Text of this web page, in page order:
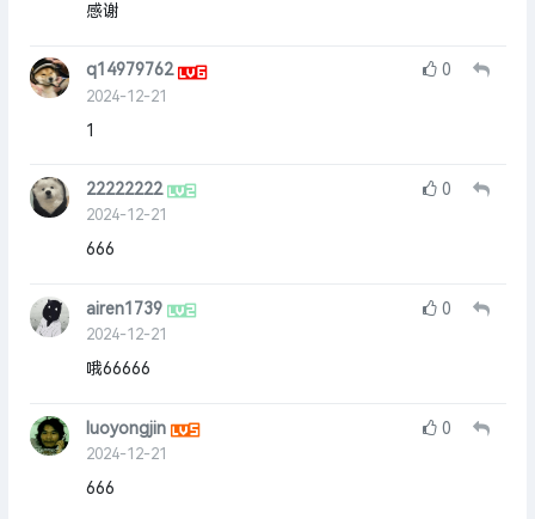
感谢
q14979762
2024-12-21
0
1
22222222
2024-12-21
0
666
airen1739
2024-12-21
0
哦66666
luoyongjin
2024-12-21
0
666